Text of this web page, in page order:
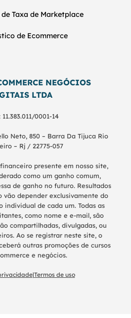
Taxa de Marketplace
de Ecommerce
NEGÓCIOS
LTDA
11.383.011/0001-14
Neto, 850 – Barra Da Tijuca Rio
– Rj / 22775-057
presente em nosso site,
como um ganho comum,
de ganho no futuro. Resultados
vão depender exclusivamente do
individual de cada um. Todas as
como nome e e-mail, são
compartilhadas, divulgadas, ou
Ao se registrar neste site, o
outras promoções de cursos
e negócios.
|Termos de uso